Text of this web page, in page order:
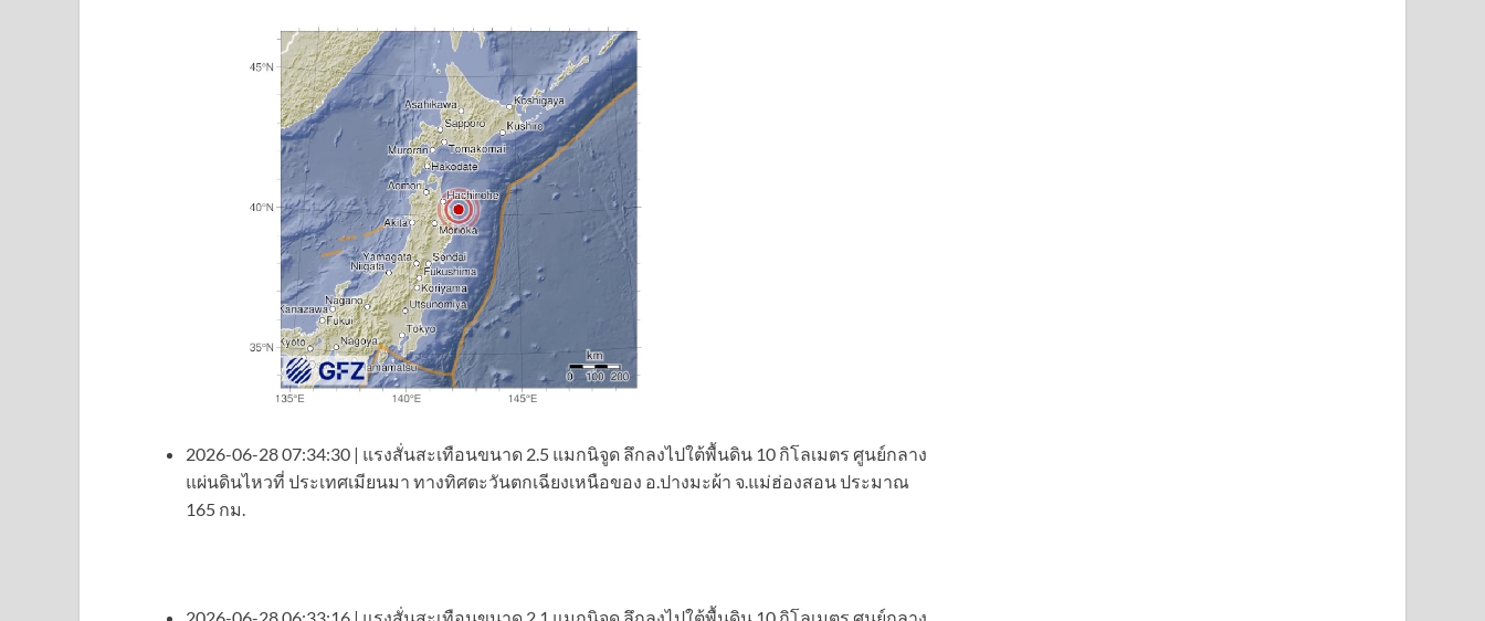
2026-06-28 07:34:30 | แรงสั่นสะเทือนขนาด 2.5 แมกนิจูด ลึกลงไปใต้พื้นดิน 10 กิโลเมตร ศูนย์กลาง
แผ่นดินไหวที่ ประเทศเมียนมา ทางทิศตะวันตกเฉียงเหนือของ อ.ปางมะผ้า จ.แม่ฮ่องสอน ประมาณ
165 กม.